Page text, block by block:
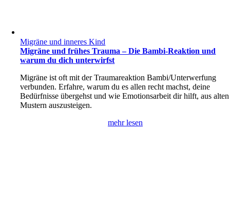
Migräne und inneres Kind
Migräne und frühes Trauma – Die Bambi-Reaktion und
warum du dich unterwirfst
Migräne ist oft mit der Traumareaktion Bambi/Unterwerfung
verbunden. Erfahre, warum du es allen recht machst, deine
Bedürfnisse übergehst und wie Emotionsarbeit dir hilft, aus alten
Mustern auszusteigen.
mehr lesen